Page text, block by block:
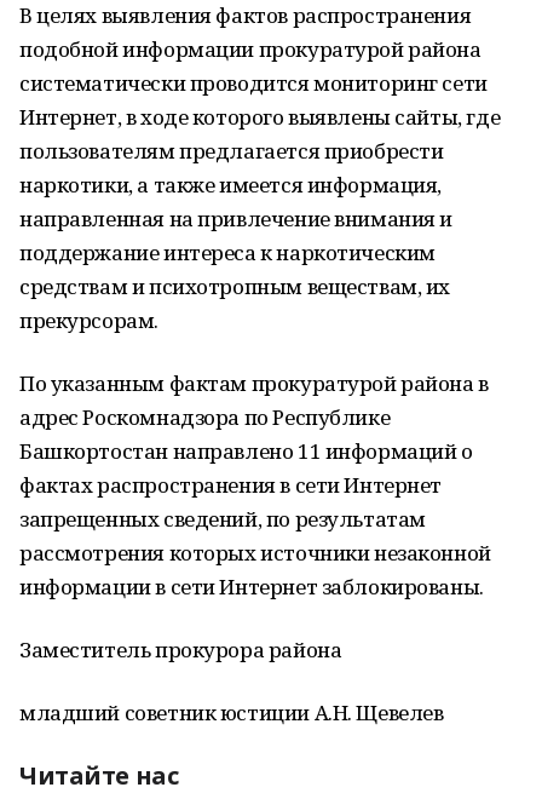
В целях выявления фактов распространения
подобной информации прокуратурой района
систематически проводится мониторинг сети
Интернет, в ходе которого выявлены сайты, где
пользователям предлагается приобрести
наркотики, а также имеется информация,
направленная на привлечение внимания и
поддержание интереса к наркотическим
средствам и психотропным веществам, их
прекурсорам.
По указанным фактам прокуратурой района в
адрес Роскомнадзора по Республике
Башкортостан направлено 11 информаций о
фактах распространения в сети Интернет
запрещенных сведений, по результатам
рассмотрения которых источники незаконной
информации в сети Интернет заблокированы.
Заместитель прокурора района
младший советник юстиции А.Н. Щевелев
Читайте нас